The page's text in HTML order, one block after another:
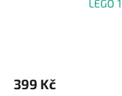
LEGO
399 Kč